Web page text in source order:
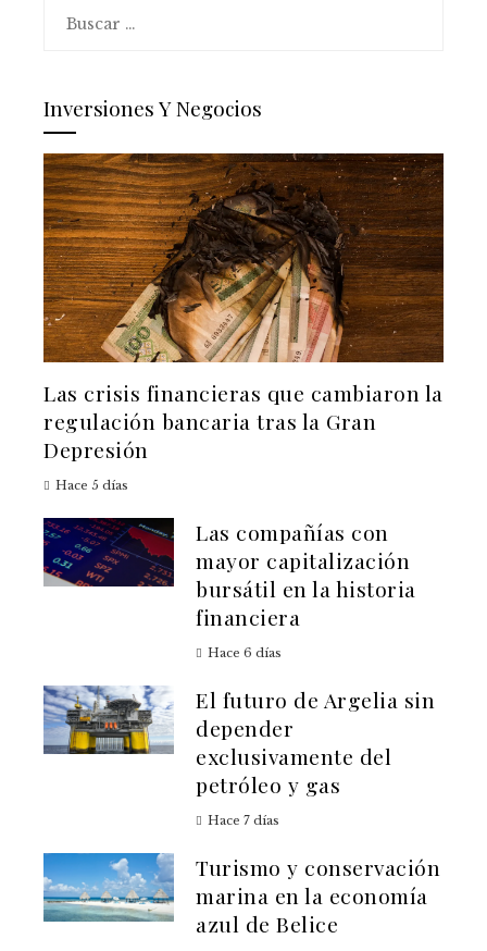
Inversiones Y Negocios
Las crisis financieras que cambiaron la
regulación bancaria tras la Gran
Depresión
Hace 5 días
Las compañías con
mayor capitalización
bursátil en la historia
financiera
Hace 6 días
El futuro de Argelia sin
depender
exclusivamente del
petróleo y gas
Hace 7 días
Turismo y conservación
marina en la economía
azul de Belice